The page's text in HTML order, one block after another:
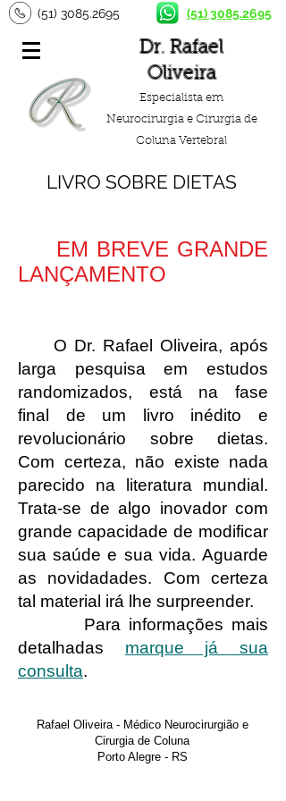
Dr. Rafael
Oliveira
Especialista em
Neurocirurgia e Cirurgia de
Coluna Vertebral
(51) 3085.2695 (51) 3085.2695
LIVRO SOBRE DIETAS
EM BREVE GRANDE
LANÇAMENTO
O Dr. Rafael Oliveira, após
larga pesquisa em estudos
randomizados, está na fase
final de um livro inédito e
revolucionário sobre dietas.
Com certeza, não existe nada
parecido na literatura mundial.
Trata-se de algo inovador com
grande capacidade de modificar
sua saúde e sua vida. Aguarde
as novidadades. Com certeza
tal material irá lhe surpreender.
Para informações mais
detalhadas marque já sua
consulta.
Rafael Oliveira - Médico Neurocirurgião e
Cirurgia de Coluna
Porto Alegre - RS